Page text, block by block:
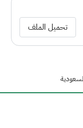
تحميل الملف